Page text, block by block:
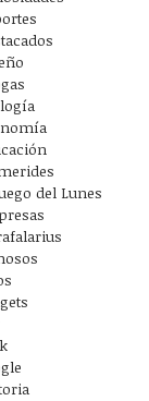
del Lunes